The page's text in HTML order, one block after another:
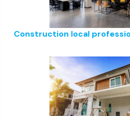
Construction local